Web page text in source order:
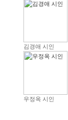
김경애 시인
우정옥 시인